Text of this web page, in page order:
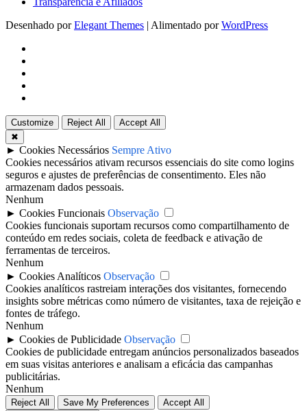
Desenhado porElegant Themes | Alimentado porWordPress
Customize Reject All
Accept All
✖
► Cookies Necessários Sempre Ativo
Cookies necessários ativam recursos essenciais do site como logins
seguros e ajustes de preferências de consentimento. Eles não
armazenam dados pessoais.
Nenhum
► Cookies Funcionais Observação
Cookies funcionais suportam recursos como compartilhamento de
conteúdo em redes sociais, coleta de feedback e ativação de
ferramentas de terceiros.
Nenhum
► Cookies Analíticos Observação
Cookies analíticos rastreiam interações dos visitantes, fornecendo
insights sobre métricas como número de visitantes, taxa de rejeição e
fontes de tráfego.
Nenhum
► Cookies de Publicidade Observação
Cookies de publicidade entregam anúncios personalizados baseados
em suas visitas anteriores e analisam a eficácia das campanhas
publicitárias.
Nenhum
Reject All Save My Preferences Accept All